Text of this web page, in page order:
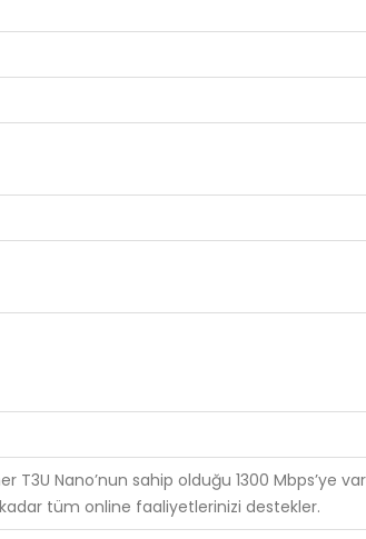
Nano’nun sahip olduğu 1300 Mbps’ye
tüm online faaliyetlerinizi destekler.